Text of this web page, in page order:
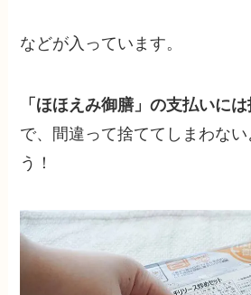
などが入っています。
「ほほえみ御膳」の支払いに
で、間違って捨ててしまわない
う！